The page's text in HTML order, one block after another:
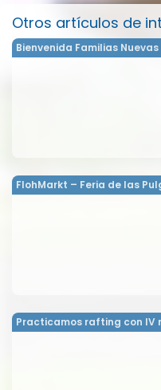
Otros artículos de
Bienvenida Familias Nuevas
FlohMarkt – Feria de las
Practicamos rafting con IV